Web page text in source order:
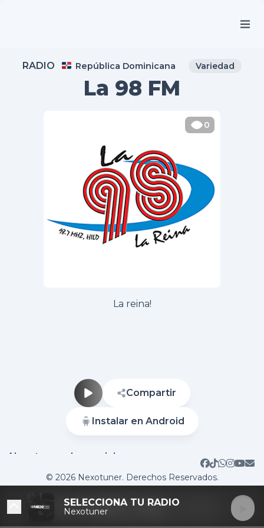
RADIO República Dominicana Variedad
La 98 FM
0
La reina!
Compartir
Instalar en Android
Nuestras redes sociales
Sitio web Contactar
© 2026 Nexotuner. Derechos Reservados.
SELECCIONA TU RADIO
Nexotuner